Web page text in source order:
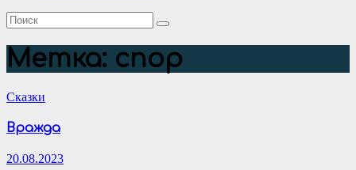
Метка: спор
Сказки
Вражда
20.08.2023